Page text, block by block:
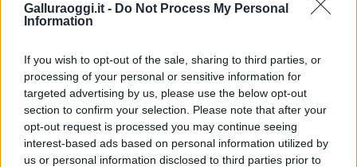
Galluraoggi.it - Do Not Process My Personal
Information
If you wish to opt-out of the sale, sharing to third parties, or
processing of your personal or sensitive information for
targeted advertising by us, please use the below opt-out
section to confirm your selection. Please note that after your
opt-out request is processed you may continue seeing
interest-based ads based on personal information utilized by
us or personal information disclosed to third parties prior to